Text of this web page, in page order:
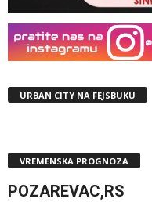
URBAN CITY NA FEJSBUKU
VREMENSKA PROGNOZA
POZAREVAC,RS